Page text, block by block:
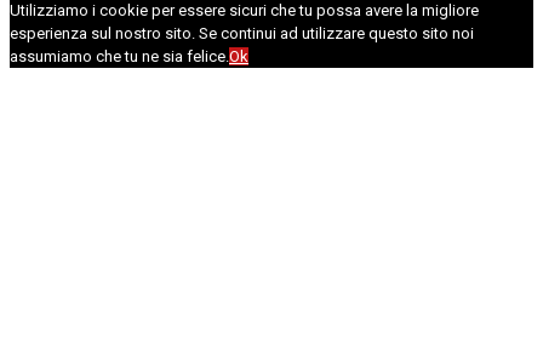
Utilizziamo i cookie per essere sicuri che tu possa avere la migliore
esperienza sul nostro sito. Se continui ad utilizzare questo sito noi
assumiamo che tu ne sia felice.Ok